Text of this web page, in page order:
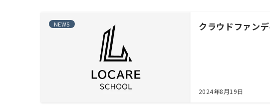
NEWS クラウドファン
2024年8月19日